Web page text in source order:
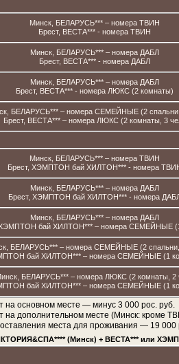
Минск, БЕЛАРУСЬ*** – номера ТВИН
Брест, ВЕСТА*** - номера ТВИН
Минск, БЕЛАРУСЬ*** – номера ДАБЛ
Брест, ВЕСТА*** - номера ДАБЛ
Минск, БЕЛАРУСЬ*** – номера ДАБЛ
Брест, ВЕСТА*** - номера ЛЮКС (2 комнаты)
БЕЛАРУСЬ*** – номера СЕМЕЙНЫЕ (2
Брест, ВЕСТА*** – номера ЛЮКС (2 комнаты, 3
Минск, БЕЛАРУСЬ*** – номера ТВИН
Брест, ХЭМПТОН бай ХИЛТОН*** - номера
Минск, БЕЛАРУСЬ*** – номера ДАБЛ
Брест, ХЭМПТОН бай ХИЛТОН*** - номера
Минск, БЕЛАРУСЬ*** – номера ДАБЛ
ХЭМПТОН бай ХИЛТОН*** – номера СЕМЕЙНЫЕ
БЕЛАРУСЬ*** – номера СЕМЕЙНЫЕ (2 спальни,
бай ХИЛТОН*** – номера СЕМЕЙНЫЕ (1
БЕЛАРУСЬ*** – номера ЛЮКС (2 комнаты, 2
бай ХИЛТОН*** – номера СЕМЕЙНЫЕ (1
на основном месте — минус 3 000 рос. руб.
на дополнительном месте (Минск:
места для проживания — 19 000
(Минск) + ВЕСТА*** или